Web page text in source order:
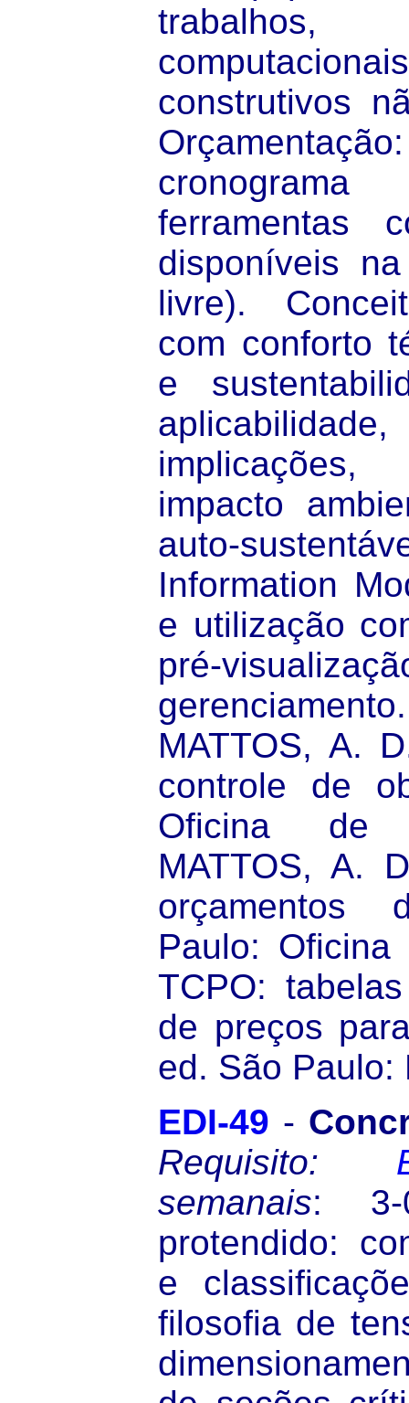
trabalhos,
construtivos
cronograma
ferramentas
disponíveis
livre).
com conforto
e
impacto
auto-
Information
e utilização
pré-
MATTOS, A.
controle de
Oficina de
MATTOS, A.
orçamentos
Paulo:
TCPO:
de preços
ed. São Paulo:
EDI-49 -
Requisito:
semanais: 3-
protendido:
e
filosofia de